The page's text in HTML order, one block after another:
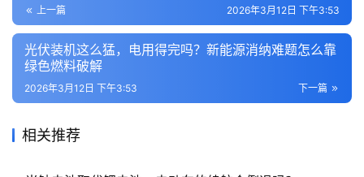
上一篇 2026年3月12日 下午3:53
光伏装机这么猛，电用得完吗？新能源消纳难题怎么靠
绿色燃料破解
下一篇
2026年3月12日 下午3:53
相关推荐